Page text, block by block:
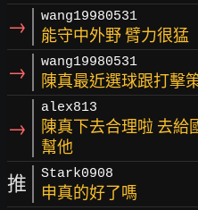
→ wang19980531
能守中外野 臂力很猛
→ wang19980531
陳真最近選球跟打擊
→
alex813
陳真下去合理啦 去給
幫他
推 Stark0908
申真的好了嗎